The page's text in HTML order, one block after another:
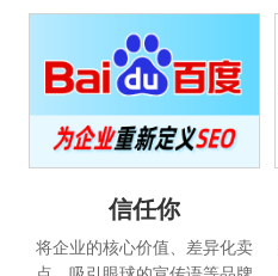
信任你
将企业的核心价值、差异化卖